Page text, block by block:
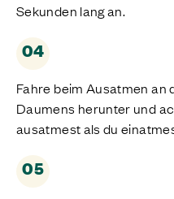
Sekunden lang an.
04
Fahre beim Ausatmen an
Daumens herunter und
ausatmest als du
05